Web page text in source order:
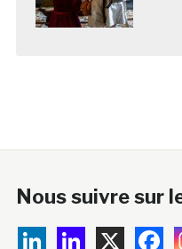
Nous suivre sur